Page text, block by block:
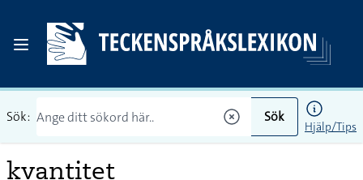
Sök: Sök
Hjälp/Tips
kvantitet